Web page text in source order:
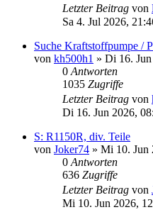
Letzter Beitrag von
Sa 4. Jul 2026,
Suche Kraftstoffpumpe /
von kh500h1 » Di 16.
0 Antworten
1035 Zugriffe
Letzter Beitrag von
Di 16. Jun 2026,
S: R1150R, div. Teile
von Joker74 » Mi 10. Jun
0 Antworten
636 Zugriffe
Letzter Beitrag von
Mi 10. Jun 2026,